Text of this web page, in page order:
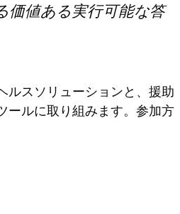
価値ある実行可能な答
ルスソリューションと、援助
ールに取り組みます。参加方